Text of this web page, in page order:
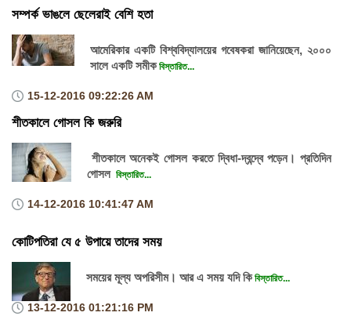
সম্পর্ক ভাঙলে ছেলেরাই বেশি হতা
আমেরিকার একটি বিশ্ববিদ্যালয়ের গবেষকরা জানিয়েছেন, ২০০০
সালে একটি সমীকবিস্তারিত...
15-12-2016 09:22:26 AM
শীতকালে গোসল কি জরুরি
শীতকালে অনেকই গোসল করতে দ্বিধা-দ্বন্দ্বে পড়েন। প্রতিদিন
গোসল বিস্তারিত...
14-12-2016 10:41:47 AM
কোটিপতিরা যে ৫ উপায়ে তাদের সময়
সময়ের মূল্য অপরিসীম। আর এ সময় যদি কিবিস্তারিত...
13-12-2016 01:21:16 PM